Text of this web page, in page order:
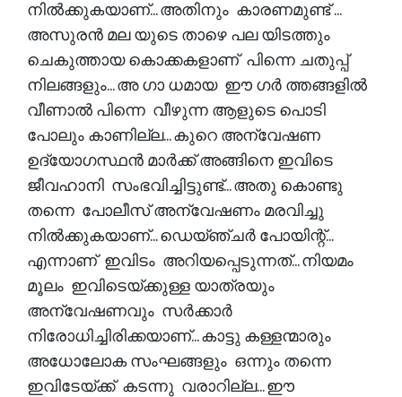
നിൽക്കുകയാണ്... അതിനും കാരണമുണ്ട് ...
അസുരൻ മല യുടെ താഴെ പല യിടത്തും
ചെകുത്തായ കൊക്കകളാണ് പിന്നെ ചതുപ്പ്
നിലങ്ങളും... അ ഗാ ധമായ ഈ ഗർ ത്തങ്ങളിൽ
വീണാൽ പിന്നെ വീഴുന്ന ആളുടെ പൊടി
പോലും കാണില്ല... കുറെ അന്വേഷണ
ഉദ്യോഗസ്ഥൻ മാർക്ക് അങ്ങിനെ ഇവിടെ
ജീവഹാനി സംഭവിച്ചിട്ടുണ്ട്... അതു കൊണ്ടു
തന്നെ പോലീസ് അന്വേഷണം മരവിച്ചു
നിൽക്കുകയാണ്... ഡെയ്ഞ്ചർ പോയിന്റ്...
എന്നാണ് ഇവിടം അറിയപ്പെടുന്നത്... നിയമം
മൂലം ഇവിടെയ്ക്കുള്ള യാത്രയും
അന്വേഷണവും സർക്കാർ
നിരോധിച്ചിരിക്കയാണ്... കാട്ടു കള്ളന്മാരും
അധോലോക സംഘങ്ങളും ഒന്നും തന്നെ
ഇവിടേയ്ക്ക് കടന്നു വരാറില്ല... ഈ